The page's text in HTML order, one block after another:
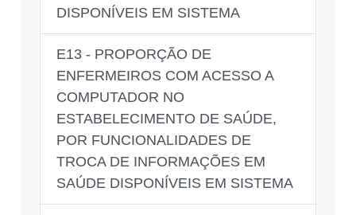
DISPONÍVEIS EM SISTEMA
E13 - PROPORÇÃO DE
ENFERMEIROS COM ACESSO A
COMPUTADOR NO
ESTABELECIMENTO DE SAÚDE,
POR FUNCIONALIDADES DE
TROCA DE INFORMAÇÕES EM
SAÚDE DISPONÍVEIS EM SISTEMA